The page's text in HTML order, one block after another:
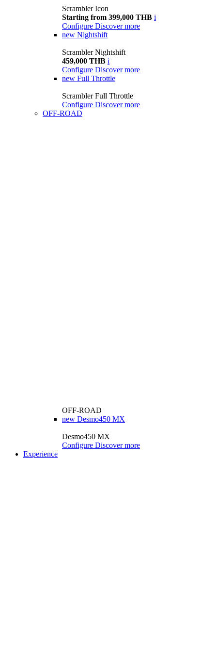
Scrambler Icon
Starting from 399,000 THB i
Configure Discover more
new Nightshift
Scrambler Nightshift
459,000 THB i
Configure Discover more
new Full Throttle
Scrambler Full Throttle
Configure Discover more
OFF-ROAD
OFF-ROAD
new Desmo450 MX
Desmo450 MX
Configure Discover more
Experience